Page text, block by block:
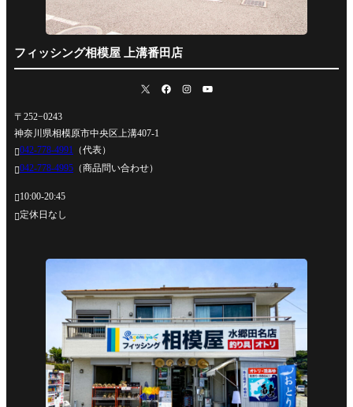
フィッシング相模屋 上溝番田店
〒252−0243
神奈川県相模原市中央区上溝407-1
042-778-4991 （代表）
042-778-4995 （商品問い合わせ）
10:00-20:45
定休日なし